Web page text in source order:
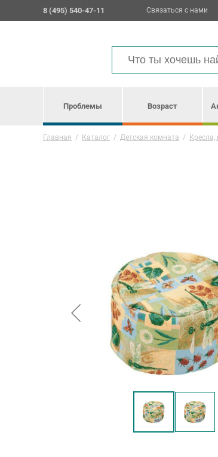
8 (495) 540-47-11 Связаться с нами
Проблемы Возраст
Главная / Каталог / Детская комната /